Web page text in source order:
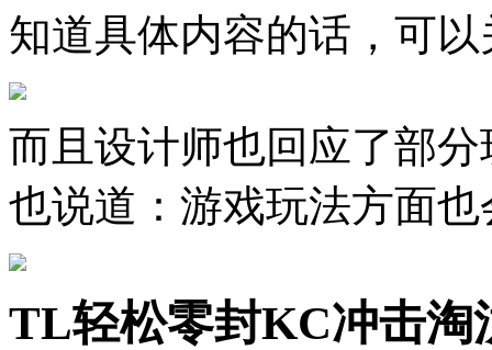
知道具体内容的话，可
而且设计师也回应了部
也说道：游戏玩法方面
TL轻松零封KC冲击淘